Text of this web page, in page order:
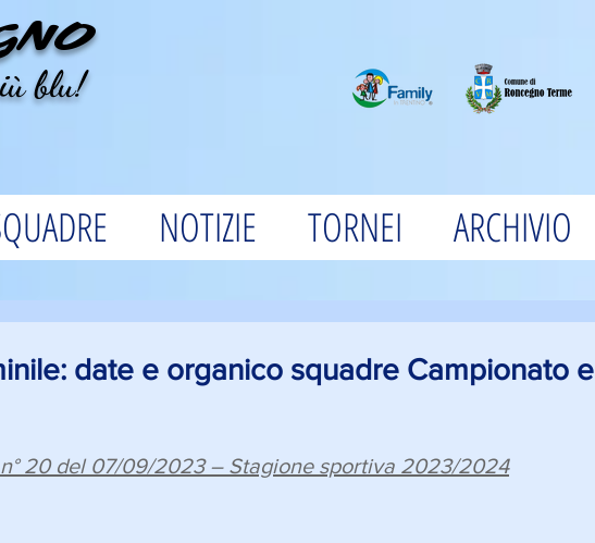
blu!
NOTIZIE TORNEI ARCHIVIO
date e organico squadre Campionato e
20 del 07/09/2023 – Stagione sportiva 2023/2024